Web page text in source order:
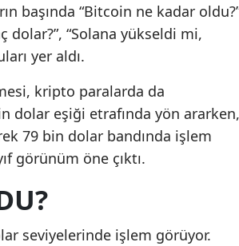
başında “Bitcoin ne kadar
dolar?”, “Solana yükseldi mi,
yer aldı.
kripto paralarda da
dolar eşiği etrafında yön ararken,
79 bin dolar bandında işlem
görünüm öne çıktı.
seviyelerinde işlem görüyor.